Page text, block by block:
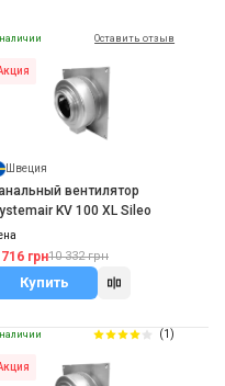
Оставить отзыв
Швеция
вентилятор
KV 100 XL Sileo
грн10 332 грн
Купить
(1)